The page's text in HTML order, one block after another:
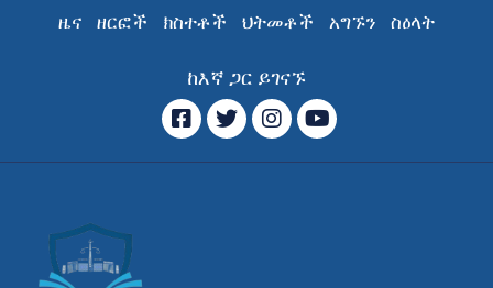
ዜና ዘርፎች ክስተቶች ህትመቶች አግኙን ስዕላት
ከእኛ ጋር ይገናኙ
ፌስቡክትዊተርኢንስታግራምYouTube